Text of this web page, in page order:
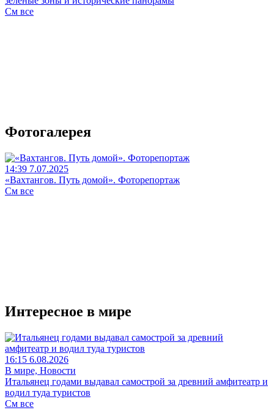
См все
Фотогалерея
14:39 7.07.2025
«Вахтангов. Путь домой». Фоторепортаж
См все
Интересное в мире
16:15 6.08.2026
В мире, Новости
Итальянец годами выдавал самострой за древний амфитеатр и
водил туда туристов
См все